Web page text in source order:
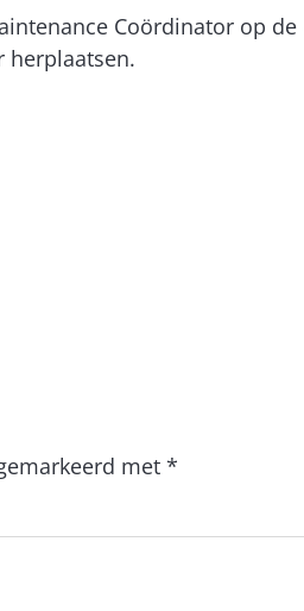
Coördinator op de
herplaatsen.
met *